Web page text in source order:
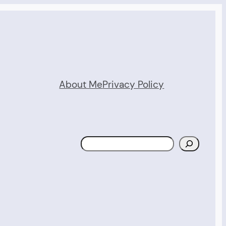
About MePrivacy Policy
Search